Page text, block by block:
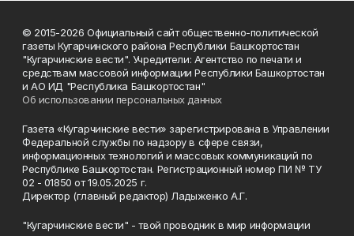
© 2015-2026 Официальный сайт общественно-политической
газеты Кугарчинского района Республики Башкортостан
"Кугарчинские вести". Учредители: Агентство по печати и
средствам массовой информации Республики Башкортостан
и АО ИД "Республика Башкортостан"
Об использовании персональных данных
Газета «Кугарчинские вести» зарегистрирована в Управлении
Федеральной службы по надзору в сфере связи,
информационных технологий и массовых коммуникаций по
Республике Башкортостан. Регистрационный номер ПИ № ТУ
02 - 01850 от 19.05.2025 г.
Директор (главный редактор) Ладыженко А.Г.
"Кугарчинские вести" - твой проводник в мир информации